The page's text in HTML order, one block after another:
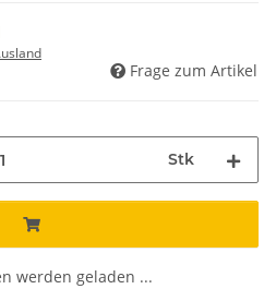
Frage zum Artikel
Stk
werden geladen ...